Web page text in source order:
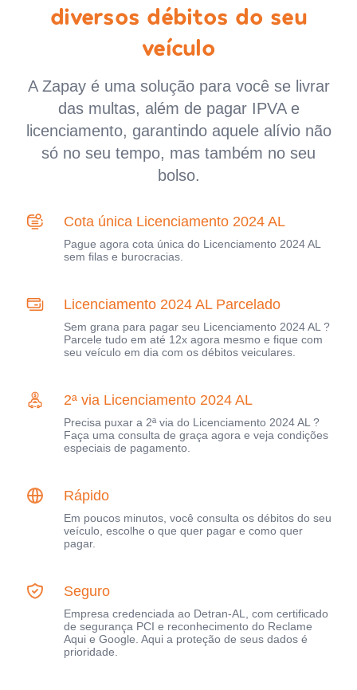
diversos débitos do seu
veículo
A Zapay é uma solução para você se livrar
das multas, além de pagar IPVA e
licenciamento, garantindo aquele alívio não
só no seu tempo, mas também no seu
bolso.
Cota única Licenciamento 2024 AL
Pague agora cota única do Licenciamento 2024 AL
sem filas e burocracias.
Licenciamento 2024 AL Parcelado
Sem grana para pagar seu Licenciamento 2024 AL ?
Parcele tudo em até 12x agora mesmo e fique com
seu veículo em dia com os débitos veiculares.
2ª via Licenciamento 2024 AL
Precisa puxar a 2ª via do Licenciamento 2024 AL ?
Faça uma consulta de graça agora e veja condições
especiais de pagamento.
Rápido
Em poucos minutos, você consulta os débitos do seu
veículo, escolhe o que quer pagar e como quer
pagar.
Seguro
Empresa credenciada ao Detran-AL, com certificado
de segurança PCI e reconhecimento do Reclame
Aqui e Google. Aqui a proteção de seus dados é
prioridade.